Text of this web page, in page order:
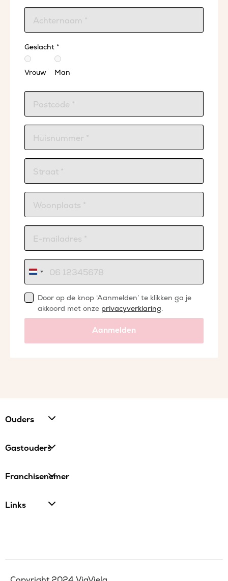
Geslacht *
Vrouw Man
Nederland
+31
Door op de knop ‘Aanmelden’ te klikken ga je
akkoord met onze privacyverklaring.
Aanmelden
Ouders
Gastouders
Franchisenemer
Links